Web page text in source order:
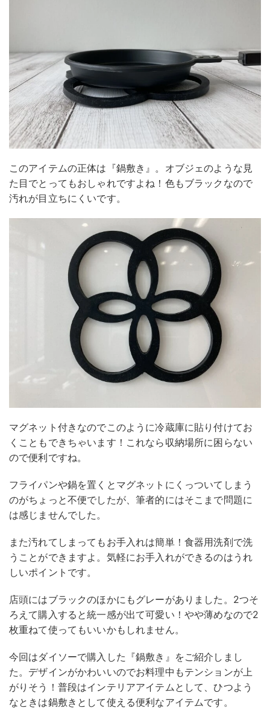
このアイテムの正体は『鍋敷き』。オブジェのような見
た目でとってもおしゃれですよね！色もブラックなので
汚れが目立ちにくいです。
マグネット付きなのでこのように冷蔵庫に貼り付けてお
くこともできちゃいます！これなら収納場所に困らない
ので便利ですね。
フライパンや鍋を置くとマグネットにくっついてしまう
のがちょっと不便でしたが、筆者的にはそこまで問題に
は感じませんでした。
また汚れてしまってもお手入れは簡単！食器用洗剤で洗
うことができますよ。気軽にお手入れができるのはうれ
しいポイントです。
店頭にはブラックのほかにもグレーがありました。2つそ
ろえて購入すると統一感が出て可愛い！やや薄めなので2
枚重ねて使ってもいいかもしれません。
今回はダイソーで購入した『鍋敷き』をご紹介しまし
た。デザインがかわいいのでお料理中もテンションが上
がりそう！普段はインテリアアイテムとして、ひつよう
なときは鍋敷きとして使える便利なアイテムです。